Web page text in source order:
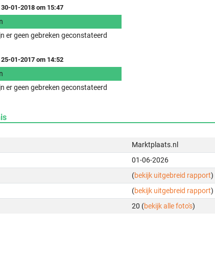
01-2018 om 15:47
er geen gebreken geconstateerd
01-2017 om 14:52
er geen gebreken geconstateerd
Marktplaats.nl
01-06-2026
(bekijk uitgebreid rapport)
(bekijk uitgebreid rapport)
20 (bekijk alle foto's)